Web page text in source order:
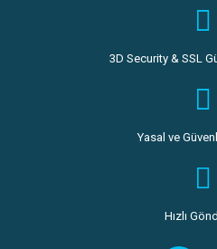
3D Security & SSL
Yasal ve
Hızlı